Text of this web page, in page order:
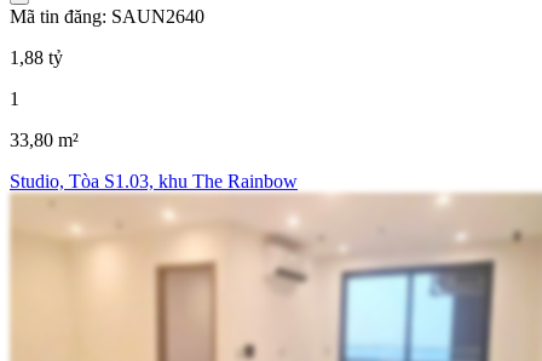
Mã tin đăng: SAUN2640
1,88 tỷ
1
33,80 m²
Studio, Tòa S1.03, khu The Rainbow